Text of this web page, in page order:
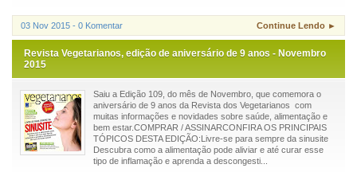
03 Nov 2015 - 0 Komentar Continue Lendo ►
Revista Vegetarianos, edição de aniversário de 9 anos - Novembro
2015
Saiu a Edição 109, do mês de Novembro, que comemora o
aniversário de 9 anos da Revista dos Vegetarianos com
muitas informações e novidades sobre saúde, alimentação e
bem estar.COMPRAR / ASSINARCONFIRA OS PRINCIPAIS
TÓPICOS DESTA EDIÇÃO:Livre-se para sempre da sinusite
Descubra como a alimentação pode aliviar e até curar esse
tipo de inflamação e aprenda a descongesti...